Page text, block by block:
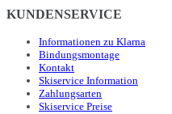
KUNDENSERVICE
Informationen zu Klarna
Bindungsmontage
Kontakt
Skiservice Information
Zahlungsarten
Skiservice Preise